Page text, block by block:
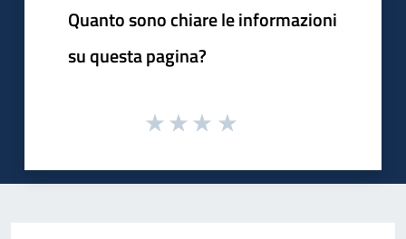
Quanto sono chiare le informazioni
su questa pagina?